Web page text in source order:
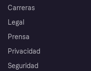
Carreras
Legal
Prensa
Privacidad
Seguridad